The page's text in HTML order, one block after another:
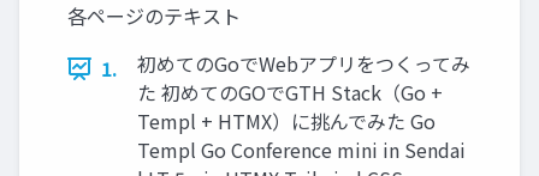
各ページのテキスト
1.
初めてのGoでWebアプリをつくってみ
た 初めてのGOでGTH Stack（Go +
Templ + HTMX）に挑んでみた Go
Templ Go Conference mini in Sendai